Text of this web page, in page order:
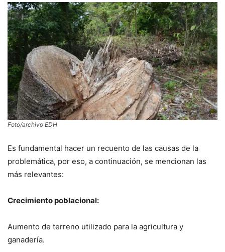
Foto/archivo EDH
Es fundamental hacer un recuento de las causas de la
problemática, por eso, a continuación, se mencionan las
más relevantes:
Crecimiento poblacional:
Aumento de terreno utilizado para la agricultura y
ganadería.